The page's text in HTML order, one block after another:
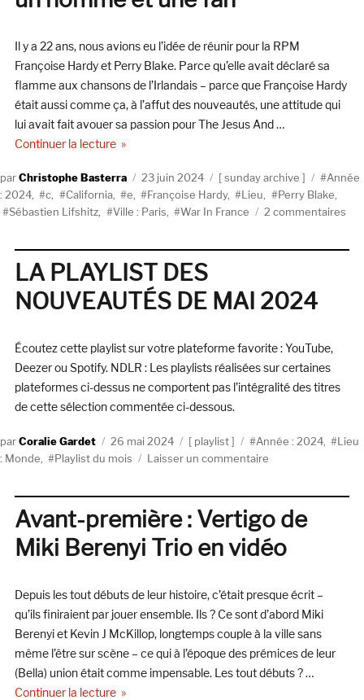
et
Il y a 22 ans, nous avions eu l’idée de réunir pour la RPM
Françoise Hardy et Perry Blake. Parce qu’elle avait déclaré sa
flamme aux chansons de l’Irlandais – parce que Françoise Hardy
était aussi comme ça, à l’affut des nouveautés, une attitude qui
lui avait fait avouer sa passion pour The Jesus And …
Continuer la lecturede « Perry Blake & Françoise Hardy, un homme
AuteurChristophe Basterra
Publié
le
23 juin 2024 Catégories
sunday archive
Année
: 2024
c California, e Françoise Hardy, Lieu Perry Blake
Sébastien Lifshitz
Ville : Paris War In France 2 commentairessur
LA PLAYLIST DES
NOUVEAUTÉS DE MAI 2024
Écoutez cette playlist sur votre plateforme favorite : YouTube,
Deezer ou Spotify. NDLR : Les playlists réalisées sur certaines
plateformes ci-dessus ne comportent pas l’intégralité des titres
de cette sélection commentée ci-dessous.
AuteurCoralie Gardet
Publié
le
26 mai 2024 Catégories
playlist Étiquettes
Année : 2024
Lieu
: Monde
Playlist du mois Laisser un commentaire
NOUVEAUTÉS
DE
MAI
Avant-première : Vertigo de
Miki Berenyi Trio en vidéo
Depuis les tout débuts de leur histoire, c’était presque écrit –
qu’ils finiraient par jouer ensemble. Ils ? Ce sont d’abord Miki
Berenyi et Kevin J McKillop, longtemps couple à la ville sans
même l’être sur scène – ce qui à l’époque des prémices de leur
(Bella) union était comme impensable. Les tout débuts ? …
Continuer la lecturede « Avant-première : Vertigo de Miki Berenyi